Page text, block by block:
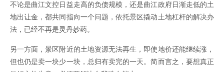
不论是曲江文控日益走高的负债规模，还是曲江政府日渐走低的土
地出让金，都共同指向一个问题，依托景区撬动土地杠杆的解决办
法，已经不再是灵丹妙药。
另一方面，景区附近的土地资源无法再生，即使地价还能继续涨，
但也仍是卖一块少一块，总归有卖完的一天。简而言之，要想真正